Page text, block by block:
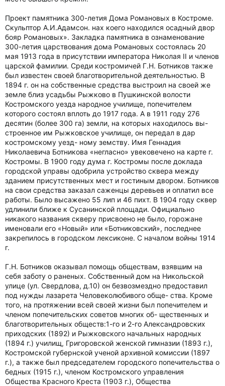
Проект памятника 300-летия Дома Романовых в Костроме.
Скульптор А.И.Адамсон. нах коего находился осадный двор
бояр Романовых». Закладка памятника в ознаменование
300-летия царствования дома Романовых состоялась 20
мая 1913 года в присутствии императора Николая II и членов
царской фамилии. Среди костромичей Г.Н. Ботников также
был известен своей благотворительной деятельностью. В
1894 г. он на собственные средства выстроил на своей же
земле близ усадьбы Рыжково в Пушкинской волости
Костромского уезда народное училище, попечителем
которого состоял вплоть до 1917 года. А в 1911 году 276
десятин (более 300 га) земли, на которых находилось вы-
строенное им Рыжковское училище, он передал в дар
костромскому уезд- ному земству. Имя Геннадия
Николаевича Ботникова «негласно» увековечено на карте г.
Костромы. В 1900 году дума г. Костромы после доклада
городской управы одобрила устройство сквера между
зданием присутственных мест и гостиным двором. Ботников
на свои средства заказал саженцы деревьев и оплатил все
работы. Было высажено 55 лип и 46 пихт. В 1904 году сквер
удлинили ближе к Сусанинской площади. Официально
никакого названия скверу присвоено не было, горожане
именовали его «Новый» или «Ботниковский», последнее
закрепилось в городском лексиконе. С началом войны 1914
г.
Г.Н. Ботников оказывал помощь обществам, взявшим на
себя заботу о раненых. Собственный дом на Никольской
улице (ул. Свердлова, д.10) он безвозмездно предоставил
под нужды лазарета Человеколюбивого обще- ства. Кроме
того, на протяжении всей своей жизни был попечителем и
членом попечительских советов многих об- щественных и
благотворительных обществ:1-го и 2-го Александровских
приходских (1892) и Рыжковского начальных народных
(1894 г.) училищ, Григоровской женской гимназии (1893 г.),
Костромской губернской ученой архивной комиссии (1897
г.), а также был председателем городского попечительства о
бедных (1915 г.), членом Костромского управления
Общества Красного Креста (1903 г.), Общества